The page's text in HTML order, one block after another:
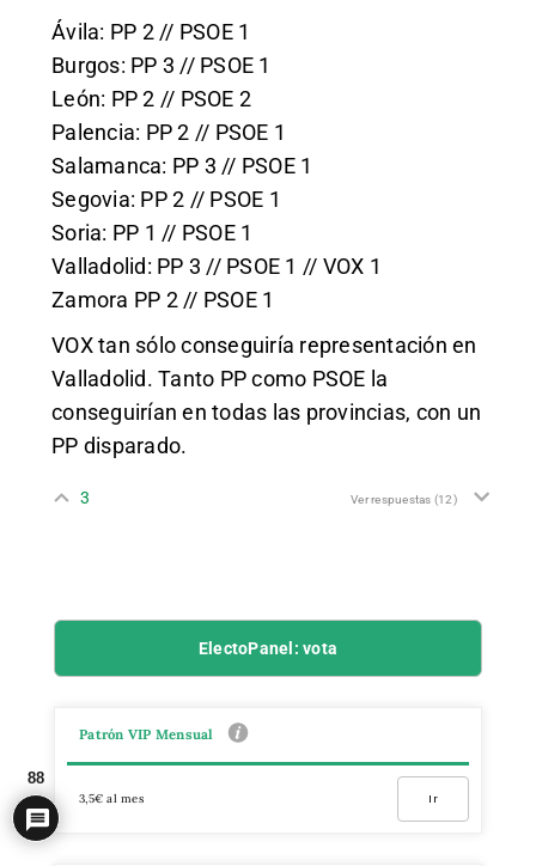
Ávila: PP 2 // PSOE 1
Burgos: PP 3 // PSOE 1
León: PP 2 // PSOE 2
Palencia: PP 2 // PSOE 1
Salamanca: PP 3 // PSOE 1
Segovia: PP 2 // PSOE 1
Soria: PP 1 // PSOE 1
Valladolid: PP 3 // PSOE 1 // VOX 1
Zamora PP 2 // PSOE 1
VOX tan sólo conseguiría representación en
Valladolid. Tanto PP como PSOE la
conseguirían en todas las provincias, con un
PP disparado.
3 Ver respuestas (12)
ElectoPanel: vota
Patrón VIP Mensual
3,5€ al mes Ir
88